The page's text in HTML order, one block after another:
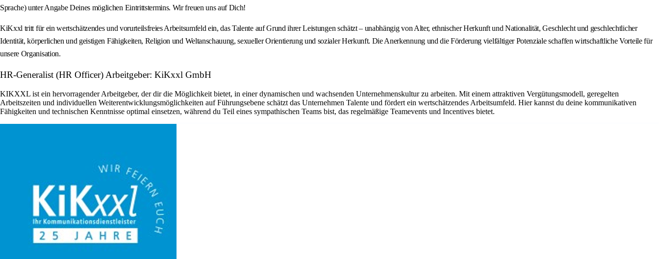
Sprache) unter Angabe Deines möglichen Eintrittstermins. Wir freuen uns auf Dich!
KiKxxl tritt für ein wertschätzendes und vorurteilsfreies Arbeitsumfeld ein, das Talente auf Grund ihrer Leistungen schätzt – unabhängig von Alter, ethnischer Herkunft und Nationalität, Geschlecht und geschlechtlicher
Identität, körperlichen und geistigen Fähigkeiten, Religion und Weltanschauung, sexueller Orientierung und sozialer Herkunft. Die Anerkennung und die Förderung vielfältiger Potenziale schaffen wirtschaftliche Vorteile für
unsere Organisation.
HR-Generalist (HR Officer) Arbeitgeber: KiKxxl GmbH
KIKXXL ist ein hervorragender Arbeitgeber, der dir die Möglichkeit bietet, in einer dynamischen und wachsenden Unternehmenskultur zu arbeiten. Mit einem attraktiven Vergütungsmodell, geregelten
Arbeitszeiten und individuellen Weiterentwicklungsmöglichkeiten auf Führungsebene schätzt das Unternehmen Talente und fördert ein wertschätzendes Arbeitsumfeld. Hier kannst du deine kommunikativen
Fähigkeiten und technischen Kenntnisse optimal einsetzen, während du Teil eines sympathischen Teams bist, das regelmäßige Teamevents und Incentives bietet.